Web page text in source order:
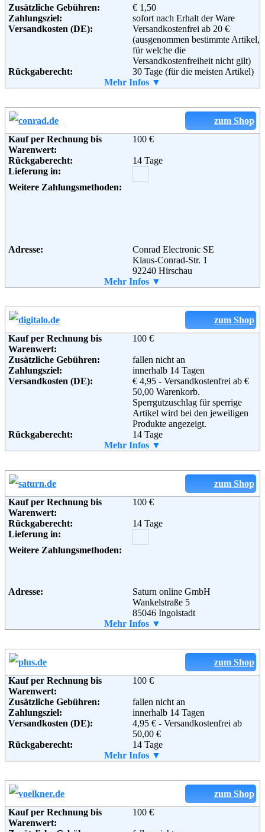
Zusätzliche Gebühren:
€ 1,50
Zahlungsziel:
sofort nach Erhalt der Ware
Versandkosten (DE):
Versandkostenfrei ab 20 €
(ausgenommen bestimmte Artikel,
für welche die
Versandkostenfreiheit nicht gilt)
Rückgaberecht:
30 Tage (für die meisten Artikel)
Ja, ab einem Warenwert von 40 €.
Weitere Zahlungsmethoden:
Adresse:
Amazon EU S.a.r.l.
2338 Luxemburg
Telefon:
Weiterführende
AGB
Mehr Infos ▼
zum Shop
Kauf per Rechnung bis
Warenwert:
100 €
Rückgaberecht:
14 Tage
Lieferung in:
Weitere Zahlungsmethoden:
Adresse:
Conrad Electronic SE
Klaus-Conrad-Str. 1
92240 Hirschau
+49 (0) 1805 - 312111
Soziale Kanäle:
Weiterführende
Informationen:
Mehr Infos ▼
zum Shop
Kauf per Rechnung bis
Warenwert:
100 €
Zusätzliche Gebühren:
fallen nicht an
Zahlungsziel:
innerhalb 14 Tagen
Versandkosten (DE):
€ 4,95 - Versandkostenfrei ab €
50,00 Warenkorb.
Sperrgutzuschlag für sperrige
Artikel wird bei den jeweiligen
Produkte angezeigt.
Rückgaberecht:
14 Tage
Ja
Weitere Zahlungsmethoden:
Adresse:
Re-In Retail International GmbH
90409 Nürnberg
Email:
info@digitalo.de
Informationen:
Mehr Infos ▼
zum Shop
Kauf per Rechnung bis
Warenwert:
100 €
Rückgaberecht:
14 Tage
Lieferung in:
Weitere Zahlungsmethoden:
Adresse:
Saturn online GmbH
Wankelstraße 5
85046 Ingolstadt
+49 (0) 841 - 6 34 20 00
Soziale Kanäle:
Weiterführende
Informationen:
Mehr Infos ▼
zum Shop
Kauf per Rechnung bis
Warenwert:
100 €
Zusätzliche Gebühren:
fallen nicht an
Zahlungsziel:
innerhalb 14 Tagen
Versandkosten (DE):
4,95 € - Versandkostenfrei ab
50,00 €
Rückgaberecht:
14 Tage
Ja
Weitere Zahlungsmethoden:
Mehr Infos ▼
zum Shop
Kauf per Rechnung bis
Warenwert:
100 €